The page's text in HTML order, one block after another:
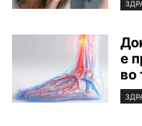
е
во